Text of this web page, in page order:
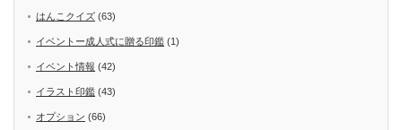
はんこクイズ (63)
イベントー成人式に贈る印鑑 (1)
イベント情報 (42)
イラスト印鑑 (43)
オプション (66)